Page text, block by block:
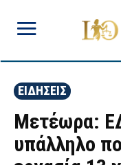
ΕΙΔΗΣΕΙΣ
Μετέωρα:
υπάλληλο